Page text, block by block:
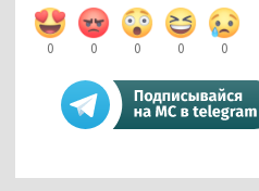
0 0 0 0 0